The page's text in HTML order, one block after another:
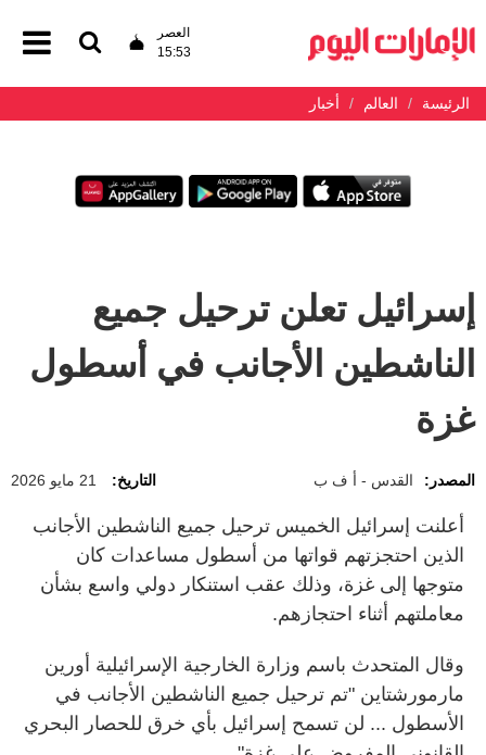
العصر
15:53
الرئيسة العالم أخبار
إسرائيل تعلن ترحيل جميع
الناشطين الأجانب في أسطول
غزة
المصدر: القدس - أ ف ب التاريخ: 21 مايو 2026
أعلنت إسرائيل الخميس ترحيل جميع الناشطين الأجانب
الذين احتجزتهم قواتها من أسطول مساعدات كان
متوجها إلى غزة، وذلك عقب استنكار دولي واسع بشأن
معاملتهم أثناء احتجازهم.
وقال المتحدث باسم وزارة الخارجية الإسرائيلية أورين
مارمورشتاين "تم ترحيل جميع الناشطين الأجانب في
الأسطول ... لن تسمح إسرائيل بأي خرق للحصار البحري